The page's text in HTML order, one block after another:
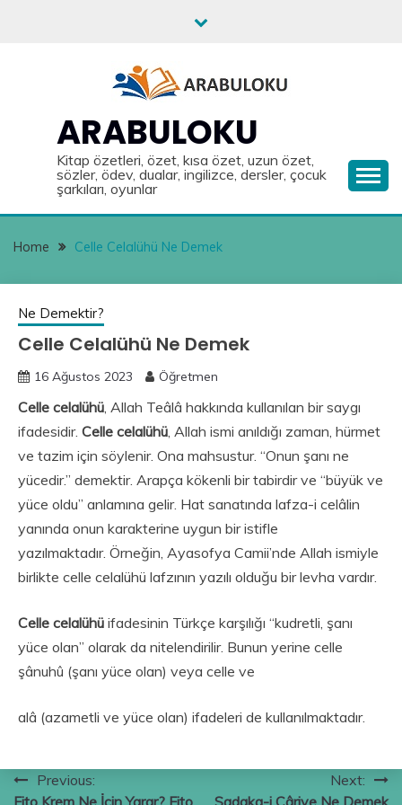
ARABULOKU
Kitap özetleri, özet, kısa özet, uzun özet,
sözler, ödev, dualar, ingilizce, dersler, çocuk
şarkıları, oyunlar
Home Celle Celalühü Ne Demek
Ne Demektir?
Celle Celalühü Ne Demek
16 Ağustos 2023 Öğretmen
Celle celalühü, Allah Teâlâ hakkında kullanılan bir saygı
ifadesidir. Celle celalühü, Allah ismi anıldığı zaman, hürmet
ve tazim için söylenir. Ona mahsustur. “Onun şanı ne
yücedir.” demektir. Arapça kökenli bir tabirdir ve “büyük ve
yüce oldu” anlamına gelir. Hat sanatında lafza-i celâlin
yanında onun karakterine uygun bir istifle
yazılmaktadır. Örneğin, Ayasofya Camii’nde Allah ismiyle
birlikte celle celalühü lafzının yazılı olduğu bir levha vardır.
Celle celalühü ifadesinin Türkçe karşılığı “kudretli, şanı
yüce olan” olarak da nitelendirilir. Bunun yerine celle
şânuhû (şanı yüce olan) veya celle ve
alâ (azametli ve yüce olan) ifadeleri de kullanılmaktadır.
YazıPrevious:
Fito Krem Ne İçin Yarar? Fito
Next:
Sadaka-i Câriye Ne Demek